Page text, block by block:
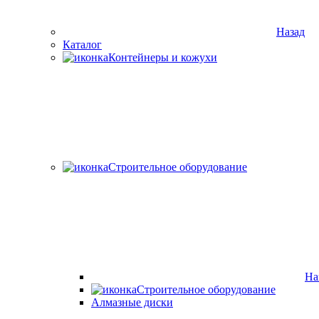
Назад
Каталог
Контейнеры и кожухи
Строительное оборудование
Строительное оборудование
Алмазные диски